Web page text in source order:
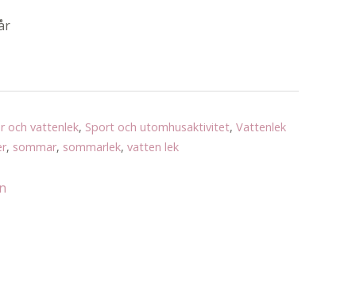
och vattenlek, Sport och utomhusaktivitet, Vattenlek
, sommar, sommarlek, vatten lek